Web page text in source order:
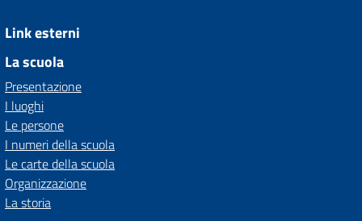
Link esterni
La scuola
Presentazione
I luoghi
Le persone
I numeri della scuola
Le carte della scuola
Organizzazione
La storia